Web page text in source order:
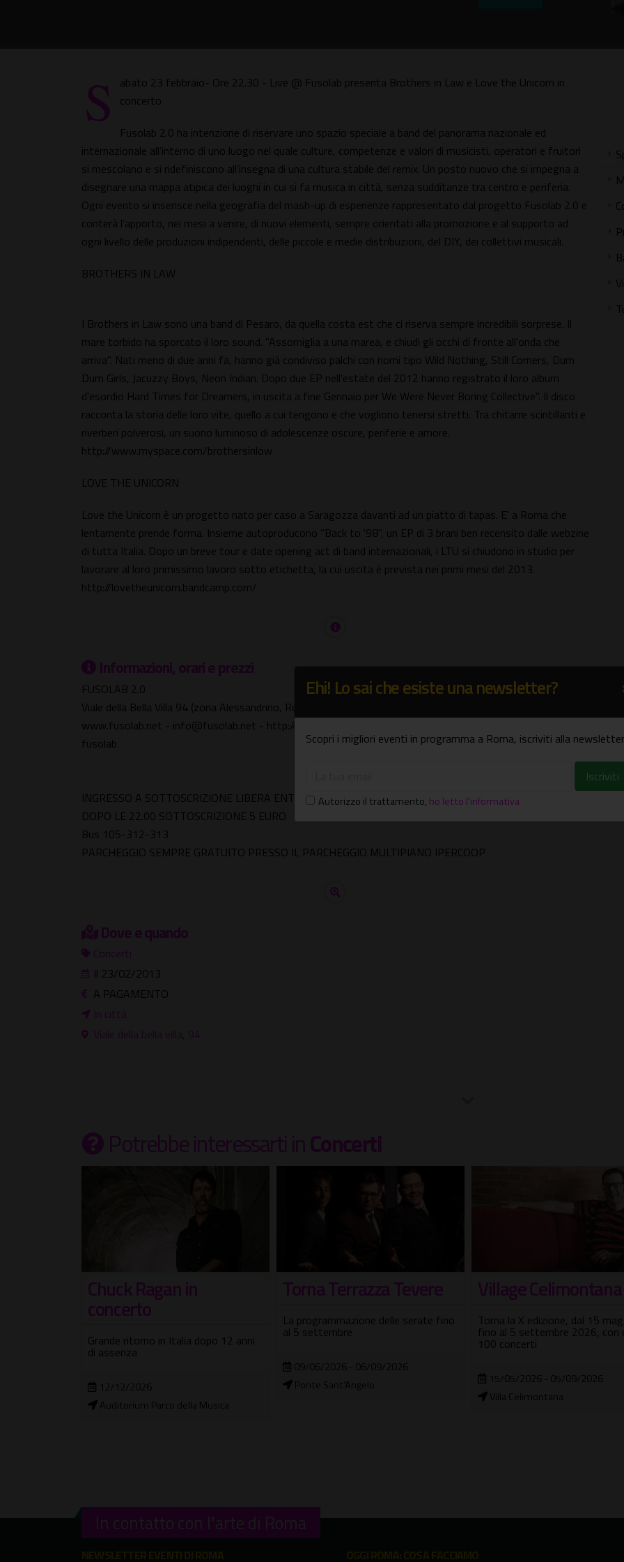
S
abato 23 febbraio- Ore 22.30 - Live @ Fusolab presenta Brothers in Law e Love the Unicorn in
concerto
Fusolab 2.0 ha intenzione di riservare uno spazio speciale a band del panorama nazionale ed
internazionale all’interno di uno luogo nel quale culture, competenze e valori di musicisti, operatori e fruitori
si mescolano e si ridefiniscono all’insegna di una cultura stabile del remix. Un posto nuovo che si impegna a
disegnare una mappa atipica dei luoghi in cui si fa musica in città, senza sudditanze tra centro e periferia.
Ogni evento si inserisce nella geografia del mash-up di esperienze rappresentato dal progetto Fusolab 2.0 e
conterà l’apporto, nei mesi a venire, di nuovi elementi, sempre orientati alla promozione e al supporto ad
ogni livello delle produzioni indipendenti, delle piccole e medie distribuzioni, del DIY, dei collettivi musicali.
BROTHERS IN LAW
I Brothers in Law sono una band di Pesaro, da quella costa est che ci riserva sempre incredibili sorprese. Il
mare torbido ha sporcato il loro sound. "Assomiglia a una marea, e chiudi gli occhi di fronte all'onda che
arriva". Nati meno di due anni fa, hanno già condiviso palchi con nomi tipo Wild Nothing, Still Corners, Dum
Dum Girls, Jacuzzy Boys, Neon Indian. Dopo due EP nell'estate del 2012 hanno registrato il loro album
d'esordio Hard Times for Dreamers, in uscita a fine Gennaio per We Were Never Boring Collective". Il disco
racconta la storia delle loro vite, quello a cui tengono e che vogliono tenersi stretti. Tra chitarre scintillanti e
riverberi polverosi, un suono luminoso di adolescenze oscure, periferie e amore.
http://www.myspace.com/brothersinlow
LOVE THE UNICORN
Love the Unicorn è un progetto nato per caso a Saragozza davanti ad un piatto di tapas. E' a Roma che
lentamente prende forma. Insieme autoproducono "Back to '98", un EP di 3 brani ben recensito dalle webzine
di tutta Italia. Dopo un breve tour e date opening act di band internazionali, i LTU si chiudono in studio per
lavorare al loro primissimo lavoro sotto etichetta, la cui uscita è prevista nei primi mesi del 2013.
http://lovetheunicorn.bandcamp.com/
Informazioni, orari e prezzi
FUSOLAB 2.0
Viale della Bella Villa 94 (zona Alessandrino, Roma)
www.fusolab.net - info@fusolab.net - http://www.facebook.com/fusolab - https://twitter.com/
fusolab
INGRESSO A SOTTOSCRIZIONE LIBERA ENTRO LE 22.00
DOPO LE 22.00 SOTTOSCRIZIONE 5 EURO
Bus 105-312-313
PARCHEGGIO SEMPRE GRATUITO PRESSO IL PARCHEGGIO MULTIPIANO IPERCOOP
Dove e quando
Concerti
Il 23/02/2013
A PAGAMENTO
In città
Viale della bella villa, 94
Potrebbe interessartiinConcerti
Torna Terrazza Tevere
La programmazione delle serate fino
Ponte Sant'Angelo
Village Celimontana
Torna la X edizione, dal 15 maggio
fino al 5 settembre 2026, con oltre
15/05/2026 - 05/09/2026
Belle and
date in Italia
Celebrano il trentesimo
dell'album 'If You're Feeling
29/11/2026
Orion Live Club
In contatto con l'arte di Roma
Ehi! Lo sai che esiste una newsletter?
Scopri i migliori eventi in programma a Roma, iscriviti alla
Autorizzo il trattamento, ho letto l'informativa